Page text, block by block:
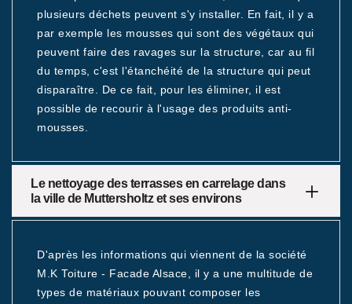
plusieurs déchets peuvent s'y installer. En fait, il y a
par exemple les mousses qui sont des végétaux qui
peuvent faire des ravages sur la structure, car au fil
du temps, c'est l'étanchéité de la structure qui peut
disparaître. De ce fait, pour les éliminer, il est
possible de recourir à l'usage des produits anti-
mousses.
Le nettoyage des terrasses en carrelage dans
la ville de Muttersholtz et ses environs
D'après les informations qui viennent de la société
M.K Toiture - Facade Alsace, il y a une multitude de
types de matériaux pouvant composer les